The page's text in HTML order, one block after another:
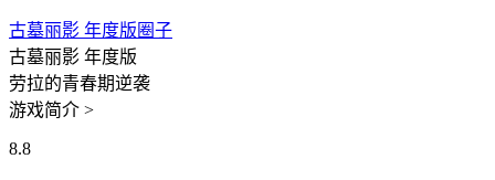
古墓丽影 年度版圈子
古墓丽影 年度版
劳拉的青春期逆袭
游戏简介 >
8.8